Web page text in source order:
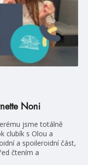
Noni
jsme totálně
clubík s Olou a
a spoileroidní část,
čtením a